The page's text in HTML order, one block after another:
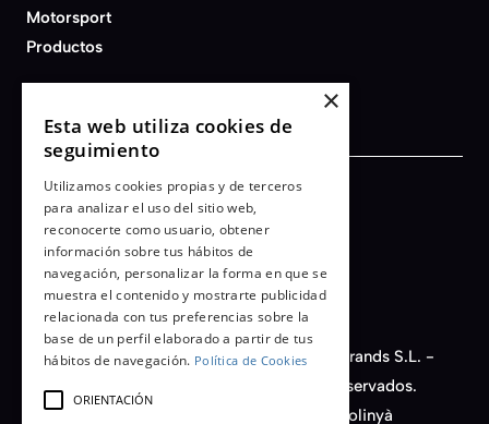
Motorsport
Productos
Términos y condiciones
Aviso legal
Política de privacidad
Cookies
© 2026 - AFB Motorsport - Auto Fashion Brands S.L. -
CIF nº B-66450149. Todos los derechos reservados.
C/ Santiago Rusiñol, 14, Nave D11 - 08213 Polinyà
×
Esta web utiliza cookies de
seguimiento
Utilizamos cookies propias y de terceros
para analizar el uso del sitio web,
reconocerte como usuario, obtener
información sobre tus hábitos de
navegación, personalizar la forma en que se
muestra el contenido y mostrarte publicidad
relacionada con tus preferencias sobre la
base de un perfil elaborado a partir de tus
hábitos de navegación. Política de Cookies
ORIENTACIÓN